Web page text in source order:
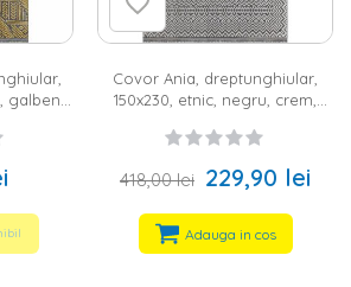
galben,
Covor Ania, dreptunghiular,
150x230, etnic, negru, crem,
418,00 lei 229,90 lei
Adauga in cos